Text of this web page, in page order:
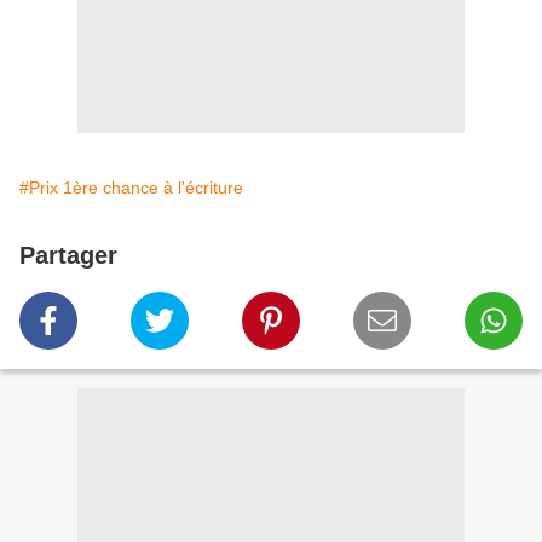
#Prix 1ère chance à l'écriture
Partager